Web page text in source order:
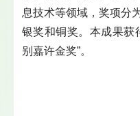
息技术等领域，奖项分
银奖和铜奖。本成果获
别嘉许金奖”。